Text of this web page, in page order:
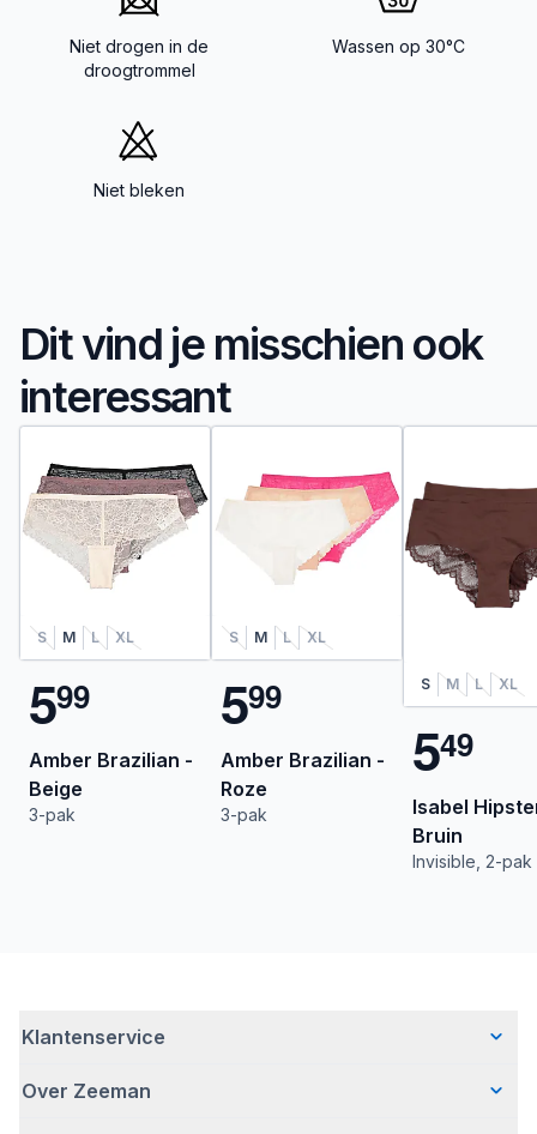
Niet drogen in de
droogtrommel
Wassen op 30°C
Niet bleken
Dit vind je misschien ook
interessant
S M L XL
599
Amber Brazilian -
Beige
3-pak
S M L XL
599
Amber Brazilian -
Roze
3-pak
S M L XL
549
Isabel
Bruin
Invisible, 2-pak
Klantenservice
Veelgestelde vragen
Over Zeeman